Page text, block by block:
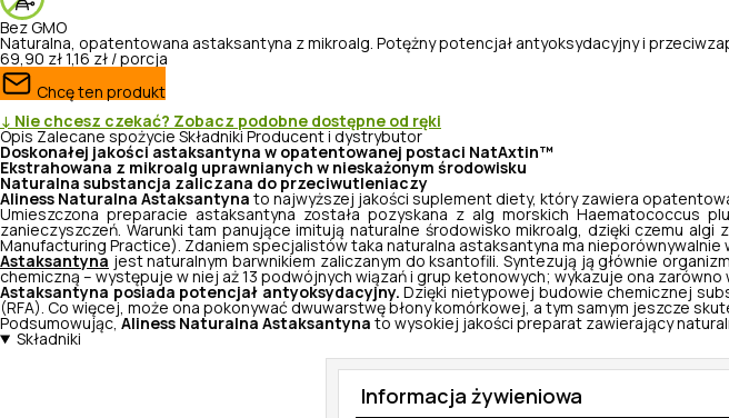
Bez GMO
Naturalna, opatentowana astaksantyna z mikroalg. Potężny potencjał antyoksydacyjny i
69,90 zł 1,16 zł / porcja
Chcę ten produkt
↓ Nie chcesz czekać? Zobacz podobne dostępne od ręki
Opis Zalecane spożycie Składniki Producent i dystrybutor
Doskonałej jakości astaksantyna w opatentowanej postaci NatAxtin™
Ekstrahowana z mikroalg uprawnianych w nieskażonym środowisku
Naturalna substancja zaliczana do przeciwutleniaczy
Aliness Naturalna Astaksantyna to najwyższej jakości suplement diety, który zawiera
Umieszczona preparacie astaksantyna została pozyskana z alg morskich
Haematococcus
zanieczyszczeń. Warunki tam panujące imitują naturalne środowisko mikroalg, dzięki czemu
Manufacturing Practice). Zdaniem specjalistów taka naturalna astaksantyna ma
Astaksantyna jest naturalnym barwnikiem zaliczanym do ksantofili. Syntezują ją głównie
chemiczną – występuje w niej aż 13 podwójnych wiązań i grup ketonowych; wykazuje ona zarówno
Astaksantyna posiada potencjał antyoksydacyjny. Dzięki nietypowej budowie chemicznej
(RFA). Co więcej, może ona pokonywać dwuwarstwę błony komórkowej, a tym samym jeszcze
Podsumowując, Aliness Naturalna Astaksantyna to wysokiej jakości preparat zawierający
Składniki
Informacja żywieniowa